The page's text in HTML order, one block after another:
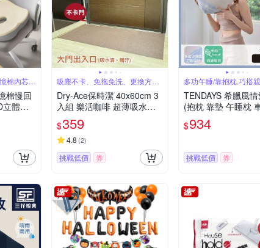
棉內芯
棉慢回
立體辦
墊 痔
吸塵不卡、免拖免洗、更換方
便，省時更省力
Dry-Ace保時潔 40x60cm 3
入組 樂活咖啡 超薄吸水防
滑止滑自黏免洗地墊(可隨意
剪裁拼貼)
$359
4.8 (2)
挑戰低價 券
多功午睡/靠抱枕,巧搭
抱更舒適
TENDAYS 希臘風
(抱枕 靠墊 午睡枕
枕)
$934
挑戰低價 券